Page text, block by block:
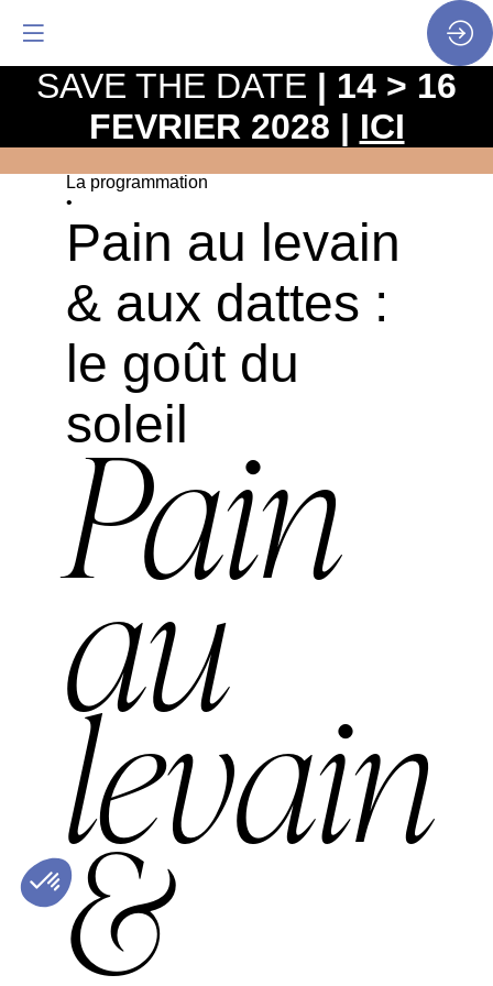
La programmation
•
Pain au levain
& aux dattes :
le goût du
soleil
Pain
au
levain
&
SAVE THE DATE | 14 > 16
FEVRIER 2028 | ICI